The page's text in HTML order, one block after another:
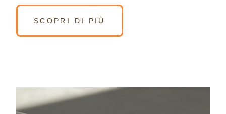
SCOPRI DI PIÙ